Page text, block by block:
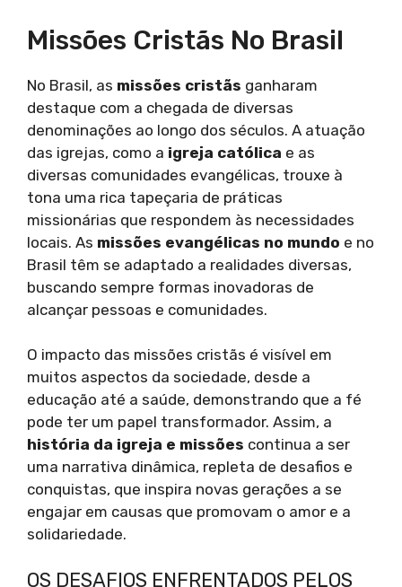
Missões Cristãs No Brasil
No Brasil, as missões cristãs ganharam
destaque com a chegada de diversas
denominações ao longo dos séculos. A atuação
das igrejas, como a igreja católica e as
diversas comunidades evangélicas, trouxe à
tona uma rica tapeçaria de práticas
missionárias que respondem às necessidades
locais. As missões evangélicas no mundo e no
Brasil têm se adaptado a realidades diversas,
buscando sempre formas inovadoras de
alcançar pessoas e comunidades.
O impacto das missões cristãs é visível em
muitos aspectos da sociedade, desde a
educação até a saúde, demonstrando que a fé
pode ter um papel transformador. Assim, a
história da igreja e missões continua a ser
uma narrativa dinâmica, repleta de desafios e
conquistas, que inspira novas gerações a se
engajar em causas que promovam o amor e a
solidariedade.
OS DESAFIOS ENFRENTADOS PELOS